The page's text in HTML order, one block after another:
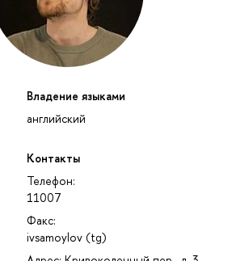
Владение языками
английский
Контакты
Телефон:
11007
Факс:
ivsamoylov (tg)